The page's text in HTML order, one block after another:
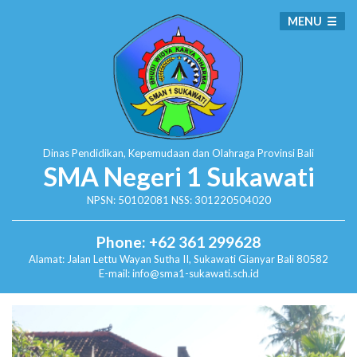
Dinas Pendidikan, Kepemudaan dan Olahraga Provinsi Bali
SMA Negeri 1 Sukawati
NPSN: 50102081 NSS: 301220504020
Phone: +62 361 299628
Alamat: Jalan Lettu Wayan Sutha II, SukawatiGianyar Bali 80582
E-mail: info@sma1-sukawati.sch.id
MENU